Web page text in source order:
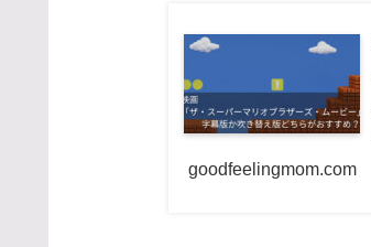
goodfeelingmom.com